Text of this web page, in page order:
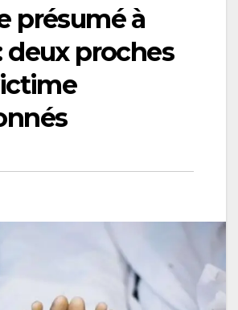
présumé à
deux proches